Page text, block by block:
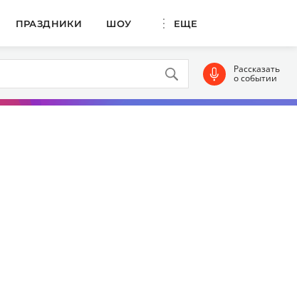
ПРАЗДНИКИ ШОУ ЕЩЕ
Рассказать
о событии